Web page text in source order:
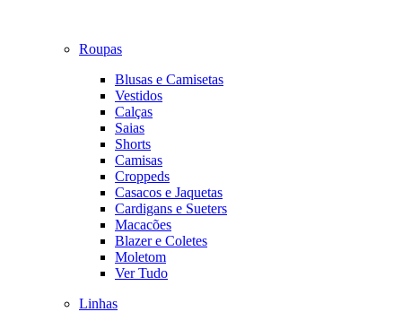
Roupas
Blusas e Camisetas
Vestidos
Calças
Saias
Shorts
Camisas
Croppeds
Casacos e Jaquetas
Cardigans e Sueters
Macacões
Blazer e Coletes
Moletom
Ver Tudo
Linhas